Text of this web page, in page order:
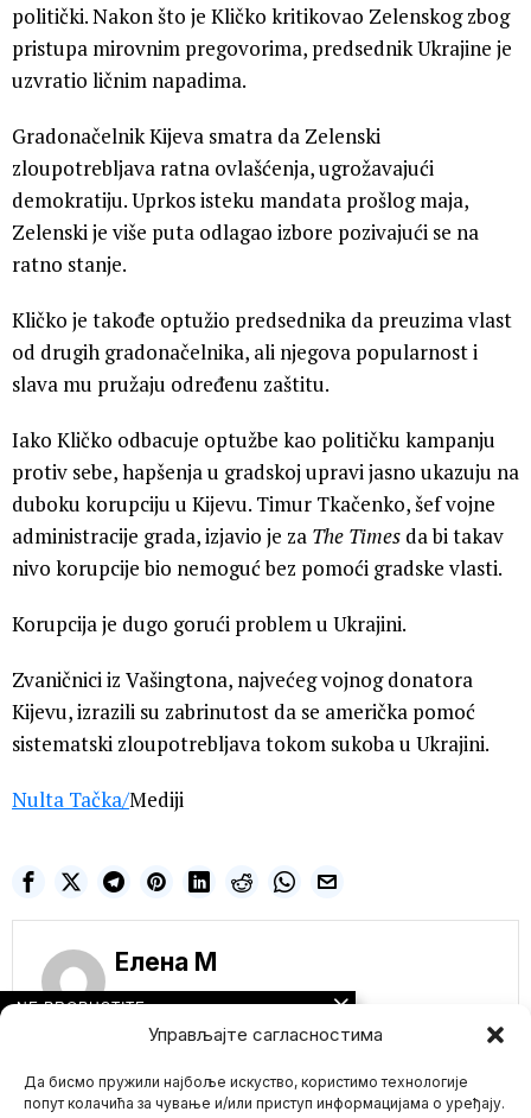
Управљајте сагласностима
Да бисмо пружили најбоље искуство, користимо технологије
попут колачића за чување и/или приступ информацијама о уређају.
politički. Nakon što je Kličko kritikovao Zelenskog zbog
pristupa mirovnim pregovorima, predsednik Ukrajine je
uzvratio ličnim napadima.
Gradonačelnik Kijeva smatra da Zelenski
zloupotrebljava ratna ovlašćenja, ugrožavajući
demokratiju. Uprkos isteku mandata prošlog maja,
Zelenski je više puta odlagao izbore pozivajući se na
ratno stanje.
Kličko je takođe optužio predsednika da preuzima vlast
od drugih gradonačelnika, ali njegova popularnost i
slava mu pružaju određenu zaštitu.
Iako Kličko odbacuje optužbe kao političku kampanju
protiv sebe, hapšenja u gradskoj upravi jasno ukazuju na
duboku korupciju u Kijevu. Timur Tkačenko, šef vojne
administracije grada, izjavio je za The Times da bi takav
nivo korupcije bio nemoguć bez pomoći gradske vlasti.
Korupcija je dugo gorući problem u Ukrajini.
Zvaničnici iz Vašingtona, najvećeg vojnog donatora
Kijevu, izrazili su zabrinutost da se američka pomoć
sistematski zloupotrebljava tokom sukoba u Ukrajini.
Nulta Tačka/Mediji
Елена M
NE PROPUSTITE
UN upozorava: U
odvija najgori mogući
scenario – glad u